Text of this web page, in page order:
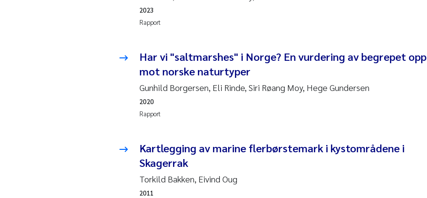
2019
2017
2016
2015
2013
Aase Jeanette Kvanneid
Ellen Johannesen
Øyvind Kaste
Rapport
2023
Har vi "saltmarshes" i Norge? En vurdering av begrepet opp
mot norske naturtyper
Gunhild Borgersen, Eli Rinde, Siri Røang Moy, Hege Gundersen
Rapport
2020
Kartlegging av marine flerbørstemark i kystområdene i
Skagerrak
Torkild Bakken, Eivind Oug
2011